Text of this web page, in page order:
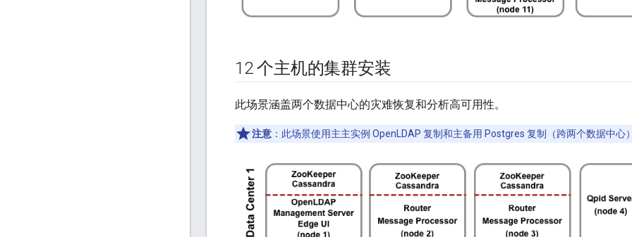
12 个主机的集群安装
此场景涵盖两个数据中心的灾难恢复和分析高可用性。
注意 ：此场景使用主主实例 OpenLDAP 复制和主备用 Postgres 复制（跨两个数据中心